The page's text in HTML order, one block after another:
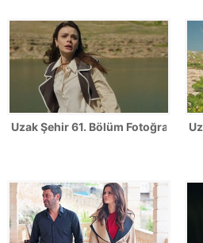
Uzak Şehir 61. Bölüm Fotoğrafları